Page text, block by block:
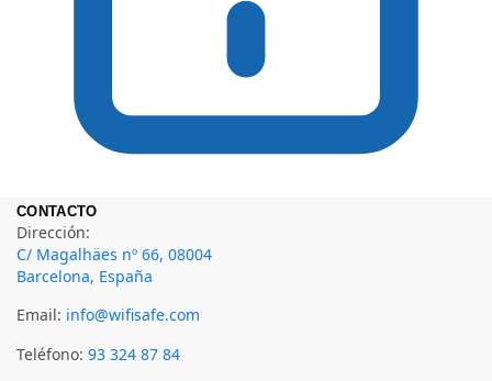
CONTACTO
Dirección:
C/ Magalhäes nº 66, 08004
Barcelona, España
Email: info@wifisafe.com
Teléfono: 93 324 87 84